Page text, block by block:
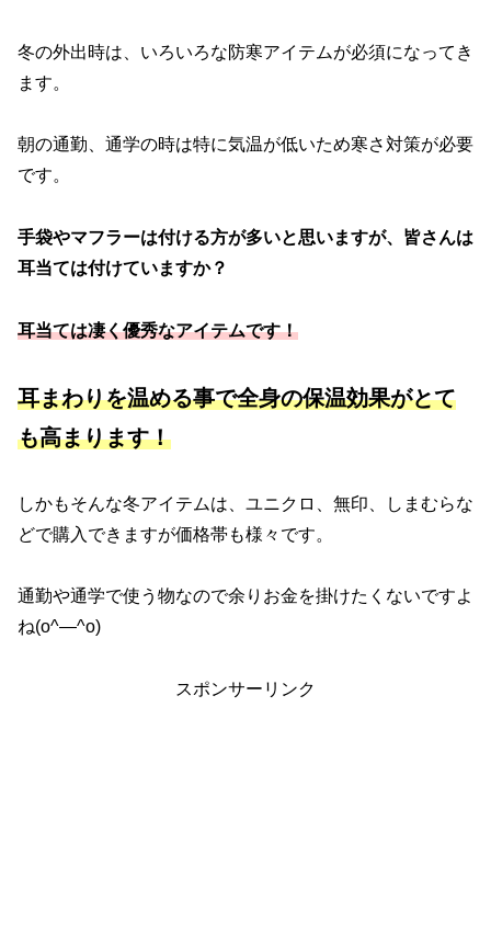
冬の外出時は、いろいろな防寒アイテムが必須になってき
ます。
朝の通勤、通学の時は特に気温が低いため寒さ対策が必要
です。
手袋やマフラーは付ける方が多いと思いますが、皆さんは
耳当ては付けていますか？
耳当ては凄く優秀なアイテムです！
耳まわりを温める事で全身の保温効果がとて
も高まります！
しかもそんな冬アイテムは、ユニクロ、無印、しまむらな
どで購入できますが価格帯も様々です。
通勤や通学で使う物なので余りお金を掛けたくないですよ
ね(o^―^o)
スポンサーリンク